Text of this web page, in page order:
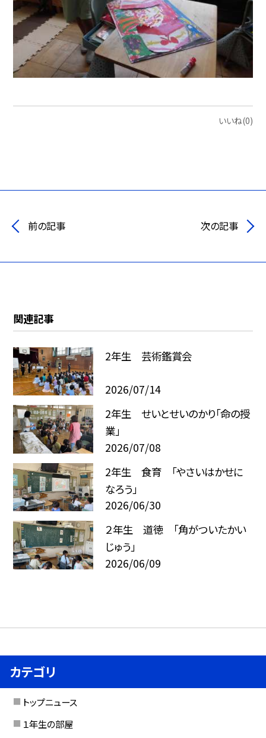
いいね(0)
前の記事 次の記事
関連記事
2年生 芸術鑑賞会
2026/07/14
2年生 せいとせいのかり「命の授
業」
2026/07/08
2年生 食育 「やさいはかせに
なろう」
2026/06/30
２年生 道徳 「角がついたかい
じゅう」
2026/06/09
カテゴリ
トップニュース
１年生の部屋